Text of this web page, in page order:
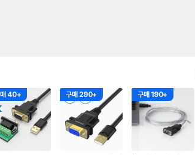
40+ 구매 290+ 구매 190+